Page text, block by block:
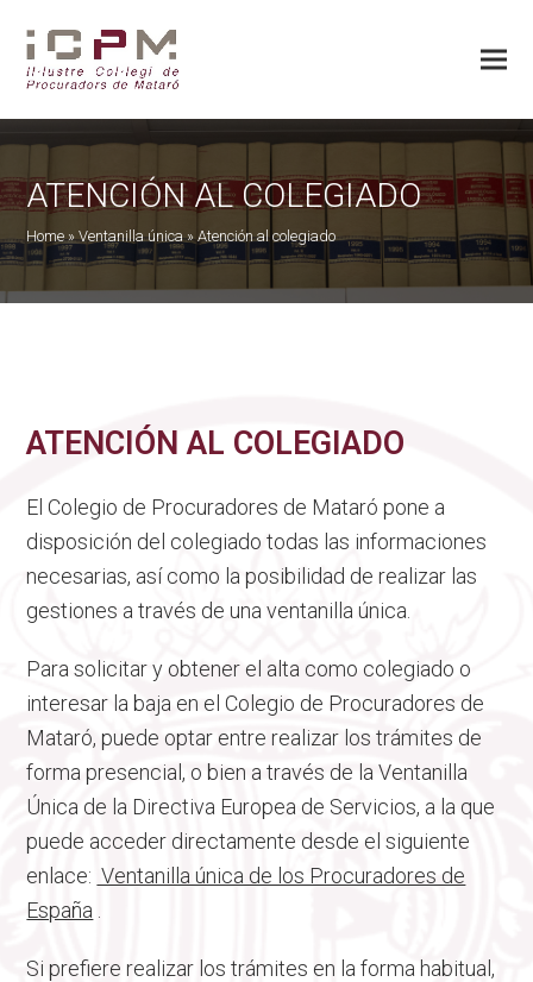
ATENCIÓN AL COLEGIADO
Home»Ventanilla única»Atención al colegiado
ATENCIÓN AL COLEGIADO
El Colegio de Procuradores de Mataró pone a
disposición del colegiado todas las informaciones
necesarias, así como la posibilidad de realizar las
gestiones a través de una ventanilla única.
Para solicitar y obtener el alta como colegiado o
interesar la baja en el Colegio de Procuradores de
Mataró, puede optar entre realizar los trámites de
forma presencial, o bien a través de la Ventanilla
Única de la Directiva Europea de Servicios, a la que
puede acceder directamente desde el siguiente
enlace: Ventanilla única de los Procuradores de
España
Si prefiere realizar los trámites en la forma habitual,